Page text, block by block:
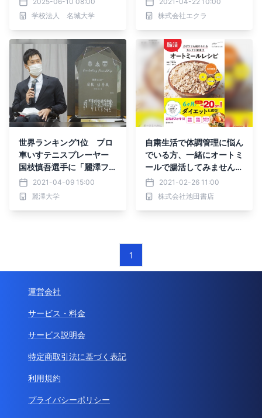
学校法人 名城大学
株式会社エクラ
世界ランキング1位 プロ
車いすテニスプレーヤー
国枝慎吾選手に「麗澤フェ
ロー第1号」
2021-04-09 15:00
麗澤大学
自粛生活で体調管理に悩ん
でいる方、一緒にオートミ
ールで腸活してみません
か？2021-02-26 11:00
株式会社池田書店
1
運営会社
サービス・料金
サービス説明会
特定商取引法に基づく表記
利用規約
プライバシーポリシー